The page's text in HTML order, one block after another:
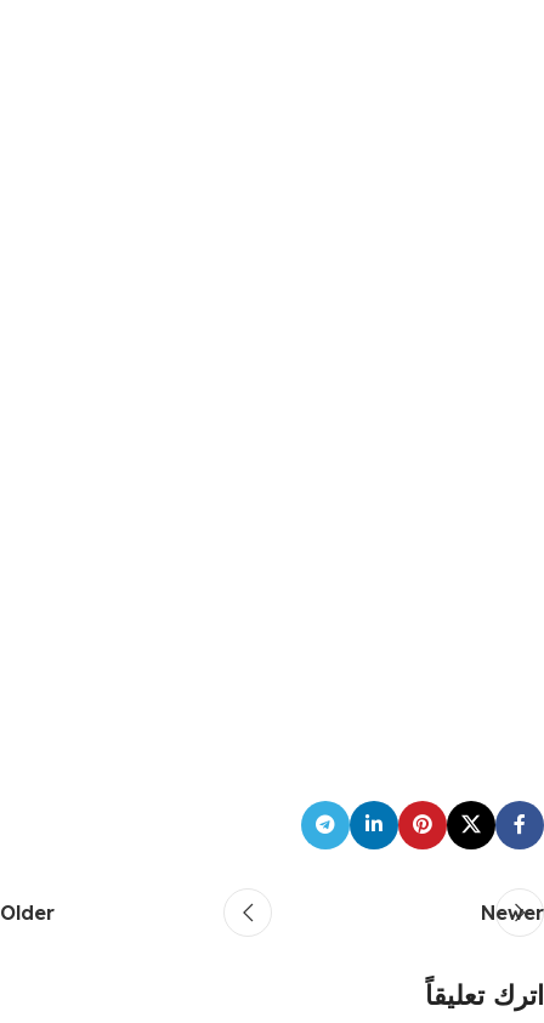
Newer
Older
اترك تعليقاً